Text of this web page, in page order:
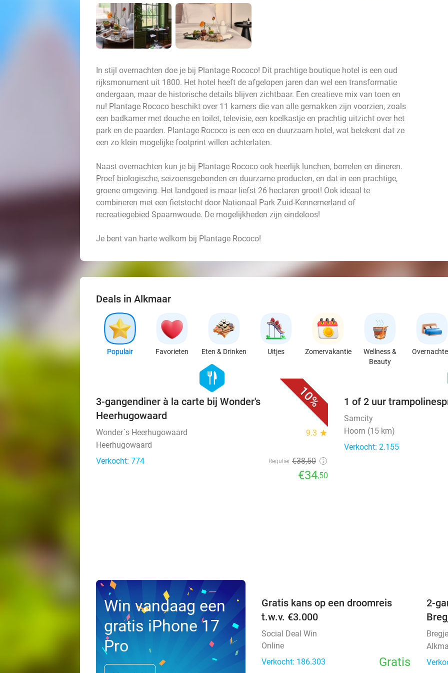
In stijl overnachten doe je bij Plantage Rococo! Dit prachtige boutique hotel is een oud
rijksmonument uit 1800. Het hotel heeft de afgelopen jaren dan wel een transformatie
ondergaan, maar de historische details blijven zichtbaar. Een creatieve mix van toen en
nu! Plantage Rococo beschikt over 11 kamers die van alle gemakken zijn voorzien, zoals
een badkamer met douche en toilet, televisie, een koelkastje en prachtig uitzicht over het
park en de paarden. Plantage Rococo is een eco en duurzaam hotel, wat betekent dat ze
een zo klein mogelijke footprint willen achterlaten.
Naast overnachten kun je bij Plantage Rococo ook heerlijk lunchen, borrelen en dineren.
Proef biologische, seizoensgebonden en duurzame producten, en dat in een prachtige,
groene omgeving. Het landgoed is maar liefst 26 hectaren groot! Ook ideaal te
combineren met een fietstocht door Nationaal Park Zuid-Kennemerland of
recreatiegebied Spaarnwoude. De mogelijkheden zijn eindeloos!
Je bent van harte welkom bij Plantage Rococo!
Deals in Alkmaar
Populair Favorieten Eten & Drinken Uitjes Zomervakantie
Wellness &
Beauty
10%
hexagon
food
3-gangendiner à la carte bij Wonder's
Heerhugowaard
Wonder´s Heerhugowaard 9.3 star
Heerhugowaard
Verkocht: 774
Regulier €38,50
€34,50
1 of 2 uur
Samcity
Hoorn (15 km)
Verkocht: 2.155
Win vandaag een
gratis iPhone 17
Pro
Gratis kans op een droomreis
t.w.v. €3.000
Social Deal Win
Online
Verkocht: 186.303
Gratis
2-